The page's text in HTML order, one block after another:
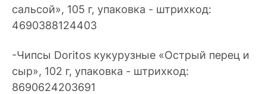
сальсой», 105 г, упаковка - штрихкод:
4690388124403
-Чипсы Doritos кукурузные «Острый перец и
сыр», 102 г, упаковка - штрихкод:
8690624203691